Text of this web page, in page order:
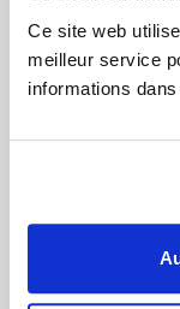
Ce site web
meilleur service
informations
Produits
Normes
Spécifiques
Labels